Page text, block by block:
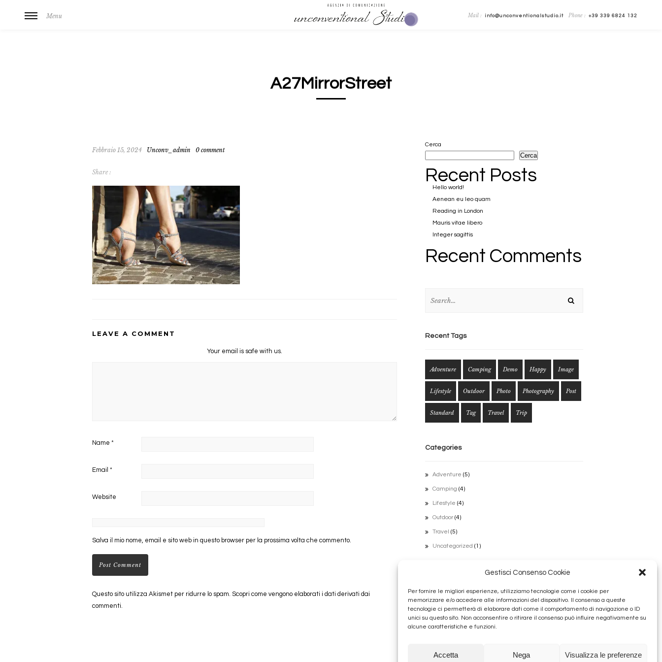
Gestisci Consenso Cookie
Per fornire le migliori esperienze, utilizziamo tecnologie come i cookie per
memorizzare e/o accedere alle informazioni del dispositivo. Il consenso a queste
tecnologie ci permetterà di elaborare dati come il comportamento di navigazione o ID
unici su questo sito. Non acconsentire o ritirare il consenso può influire negativamente su
alcune caratteristiche e funzioni.
Accetta Nega Visualizza le preferenze
Menu Mail : info@unconventionalstudio.it Phone : +39 339 6824 132
A27MirrorStreet
Febbraio 15, 2024 Unconv_admin 0 comment
Share :
LEAVE A COMMENT
Your email is safe with us.
Name *
Email *
Website
Salva il mio nome, email e sito web in questo browser per la prossima volta che commento.
Questo sito utilizza Akismet per ridurre lo spam. Scopri come vengono elaborati i dati derivati dai
commenti.
Cerca
Cerca
Recent Posts
Hello world!
Aenean eu leo quam
Reading in London
Mauris vitae libero
Integer sagittis
Recent Comments
Recent Tags
Adventure Camping Demo Happy Image
Lifestyle Outdoor Photo Photography Post
Standard Tag Travel Trip
Categories
Adventure (5)
Camping (4)
Lifestyle (4)
Outdoor(4)
Travel (5)
Uncategorized (1)
Luglio 2022
Ottobre 2016
Febbraio 2016
Dicembre 2015